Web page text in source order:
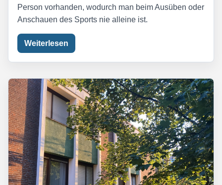
Person vorhanden, wodurch man beim Ausüben oder
Anschauen des Sports nie alleine ist.
Weiterlesen